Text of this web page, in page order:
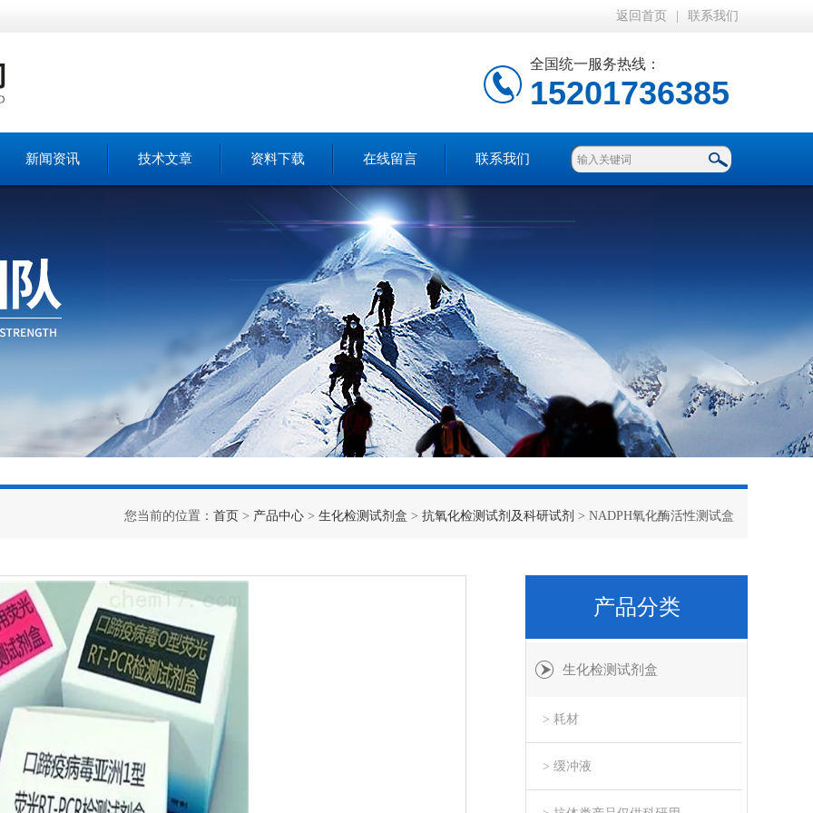
返回首页 联系我们
全国统一服务热线：
15201736385
新闻资讯 技术文章 资料下载 在线留言 联系我们
您当前的位置： 首页 > 产品中心 > 生化检测试剂盒 > 抗氧化检测试剂及科研试剂 > NADPH氧化酶活性测试盒
产品分类
生化检测试剂盒
> 耗材
> 缓冲液